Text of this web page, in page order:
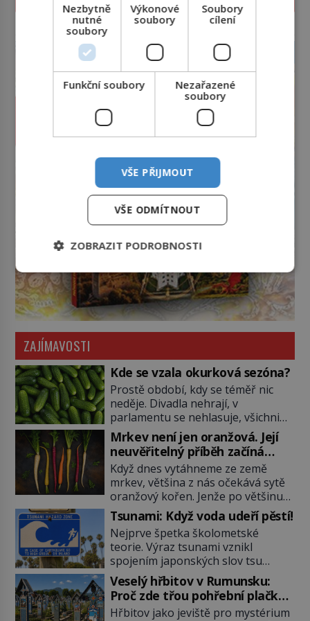
reklama
ZAJÍMAVOSTI
Kde se vzala okurková sezóna?
Prostě období, kdy se téměř nic
neděje. Divadla nehrají, v
parlamentu se nehlasuje, všichni
jsou na dovolené a média tak
nemají o čem mluvit a psát. A
vymýšlejí si proto témata, které
nikoho nezajímají. Proč je však ona
letní doba spojovaná zrovna s
okurkami? Okurkovou sezónu
známe už od poloviny 19. století,
ovšem jako Češi […]
Mrkev není jen oranžová. Její
neuvěřitelný příběh začíná
fialovou barvou
Když dnes vytáhneme ze země
mrkev, většina z nás očekává sytě
oranžový kořen. Jenže po většinu
své historie je mrkev všechno
možné, jen ne oranžová. Je fialová,
žlutá, bílá, někdy dokonce téměř
černá. Až díky stovkám let
pečlivého šlechtění se z ní stává
zelenina, bez které si českou
zahradu ani nedokážeme
představit. Její příběh je […]
Tsunami: Když voda udeří pěstí!
Nejprve špetka školometské
teorie. Výraz tsunami vznikl
spojením japonských slov tsu
(přístav) a nami (vlna). Jedná se o
dlouhou vlnu, která je na volném
moři takřka nepostřehnutelná.
Ačkoli je vlnová délka tsunami i 300
Veselý hřbitov v Rumunsku:
Proč zde třou pohřební plačky
bídu s nouzí?
Hřbitov jako jeviště pro mystérium
Nezbytně
nutné
soubory
Výkonové
soubory
Soubory
cílení
Funkční soubory
Nezařazené
soubory
VŠE PŘIJMOUT
VŠE ODMÍTNOUT
ZOBRAZIT PODROBNOSTI